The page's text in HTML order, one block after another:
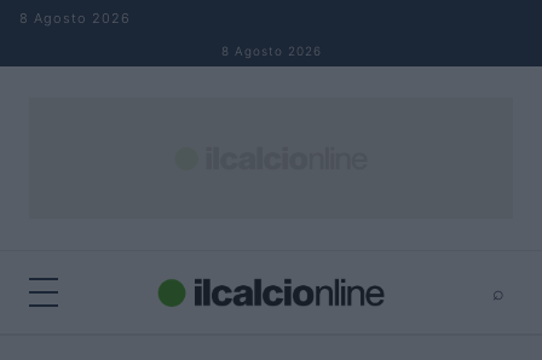
Salta al contenuto
8 Agosto 2026
8 Agosto 2026
⌕